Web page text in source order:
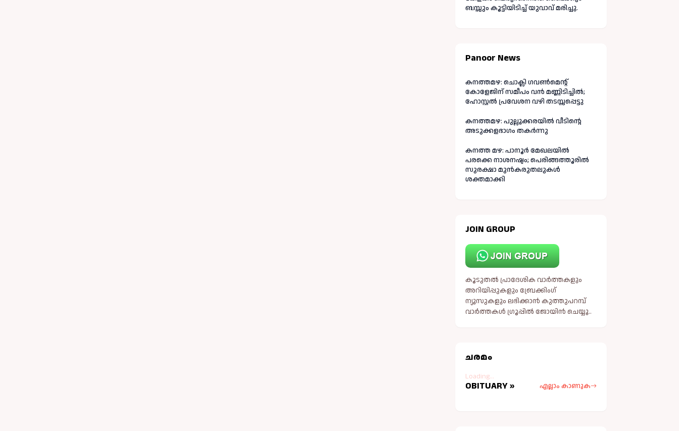
ബസ്സും കൂട്ടിയിടിച്ച് യുവാവ് മരിച്ചു.
Panoor News
കനത്തമഴ: ചൊക്ലി ഗവൺമെന്റ്
കോളേജിന് സമീപം വൻ മണ്ണിടിച്ചിൽ;
ഹോസ്റ്റൽ പ്രവേശന വഴി തടസ്സപ്പെട്ടു
കനത്തമഴ: പുല്ലൂക്കരയിൽ വീടിന്റെ
അടുക്കളഭാഗം തകർന്നു
കനത്ത മഴ: പാനൂർ മേഖലയിൽ
പരക്കെ നാശനഷ്ടം; പെരിങ്ങത്തൂരിൽ
സുരക്ഷാ മുൻകരുതലുകൾ
ശക്തമാക്കി
JOIN GROUP
കൂടുതൽ പ്രാദേശിക വാർത്തകളും
അറിയിപ്പുകളും ബ്രേക്കിംഗ്
ന്യൂസുകളും ലഭിക്കാൻ കുത്തുപറമ്പ്
വാർത്തകൾ ഗ്രൂപ്പിൽ ജോയിൻ ചെയ്യൂ..
ചരമം
Loading...
OBITUARY » എല്ലാം കാണുക